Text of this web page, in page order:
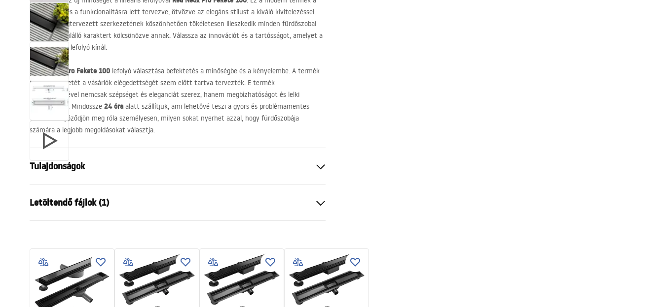
kényelemre és a funkcionalitásra lett tervezve, ötvözve az elegáns stílust a kiváló kivitelezéssel.
Precízen megtervezett szerkezetének köszönhetően tökéletesen illeszkedik minden fürdőszobai
térbe, egyedülálló karaktert kölcsönözve annak. Válassza az innovációt és a tartósságot, amelyet a
Rea Neox Pro lefolyó kínál.
ARea Neox Pro Fekete 100 lefolyó választása befektetés a minőségbe és a kényelembe. A termék
minden részletét a vásárlók elégedettségét szem előtt tartva tervezték. E termék
megrendelésével nemcsak szépséget és eleganciát szerez, hanem megbízhatóságot és lelki
nyugalmat is. Mindössze 24 óra alatt szállítjuk, ami lehetővé teszi a gyors és problémamentes
vásárlást. Győződjön meg róla személyesen, milyen sokat nyerhet azzal, hogy fürdőszobája
számára a legjobb megoldásokat választja.
Tulajdonságok
Szifon típusa
A lefolyó hossza (cm)
100
Borítás típusa
Kétoldalas 2 az 1-ben
Áteresztőképesség
Bevonat
Nano Flex
Letöltendő fájlok (1)
LINEAR-3.pdf